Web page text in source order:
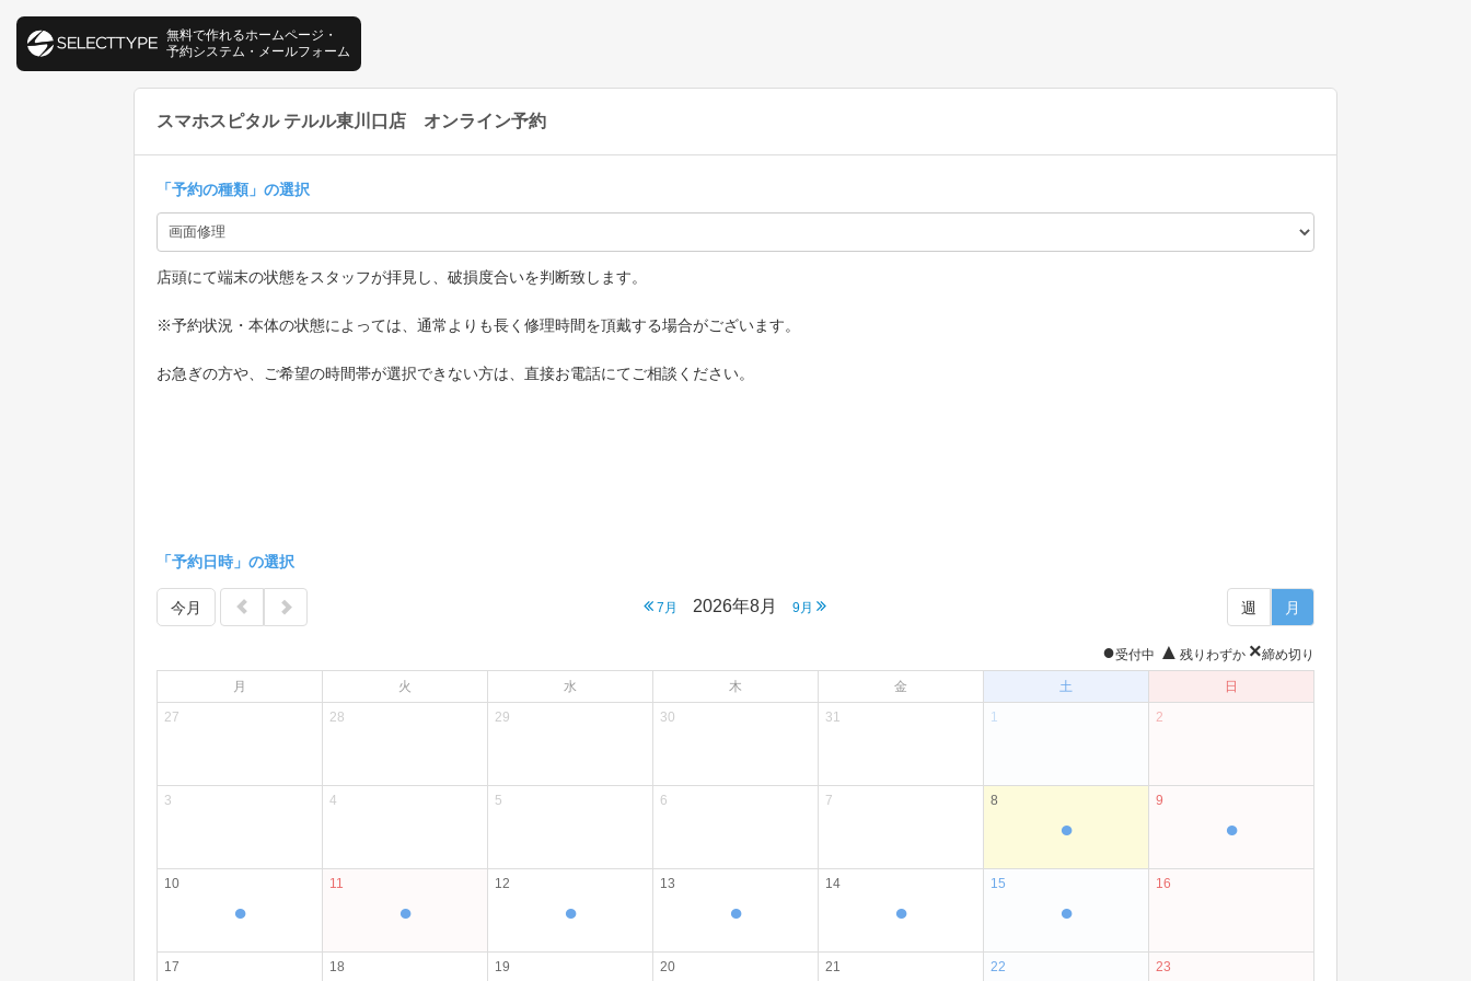
スマホスピタル テルル東川口店 オンライン予約
「予約の種類 」の選択
店頭にて端末の状態をスタッフが拝見し、破損度合いを判断致します。
※予約状況・本体の状態によっては、通常よりも長く修理時間を頂戴する場合がございます。
お急ぎの方や、ご希望の時間帯が選択できない方は、直接お電話にてご相談ください。
「予約日時」の選択
今月 7月 2026年8月 9月 週 月
●受付中 ▲ 残りわずか ×締め切り
月 火 水 木 金 土
日
27
28 29 30 31 1 2
3 4 5 6 7 8
●
9
●
10
●
11
●
12
●
13
●
14
●
15
●
16
17 18 19 20 21 22 23
無料で作れるホームページ・
予約システム・メールフォーム